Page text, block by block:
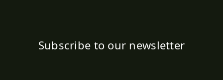
Subscribe to our newsletter